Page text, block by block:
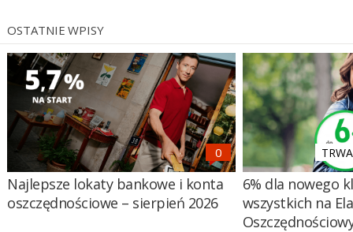
OSTATNIE WPISY
Najlepsze lokaty bankowe i konta
oszczędnościowe – sierpień 2026
6% dla nowego
wszystkich na